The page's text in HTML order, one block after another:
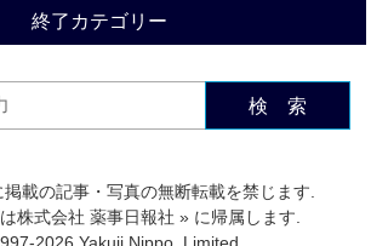
終了カテゴリー
検 索
掲載の記事・写真の無断転載を禁じます.
株式会社 薬事日報社 » に帰属します.